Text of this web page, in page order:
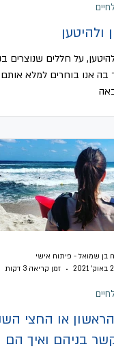
ולהיטען
על חללים שנוצרים בנו
בה אנו בוחרים למלא אותם
או החצי השני
בניהם ואיך הם
בן שמואל - פיתוח אישי
2021
זמן קריאה 3 דקות